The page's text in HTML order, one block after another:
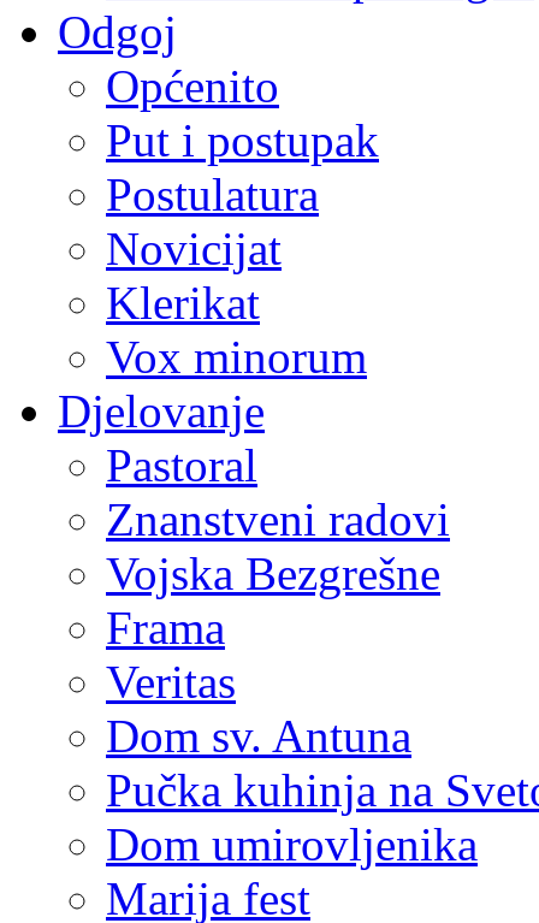
Odgoj
Općenito
Put i postupak
Postulatura
Novicijat
Klerikat
Vox minorum
Djelovanje
Pastoral
Znanstveni radovi
Vojska Bezgrešne
Frama
Veritas
Dom sv. Antuna
Pučka kuhinja na
Dom umirovljenika
Marija fest